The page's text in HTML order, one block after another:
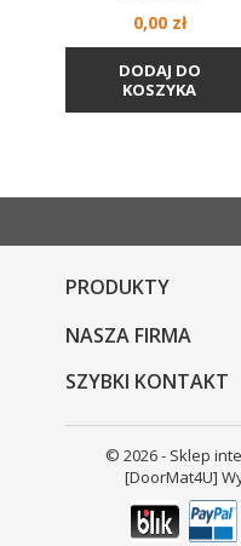
Cena
0,00 zł
DODAJ DO
KOSZYKA
PRODUKTY
NASZA FIRMA
SZYBKI KONTAKT
© 2026 - Sklep
[DoorMat4U]